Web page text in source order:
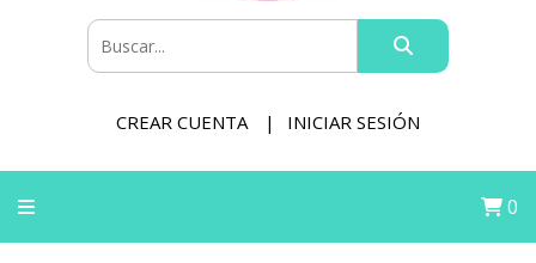
CREAR CUENTA INICIAR SESIÓN
0